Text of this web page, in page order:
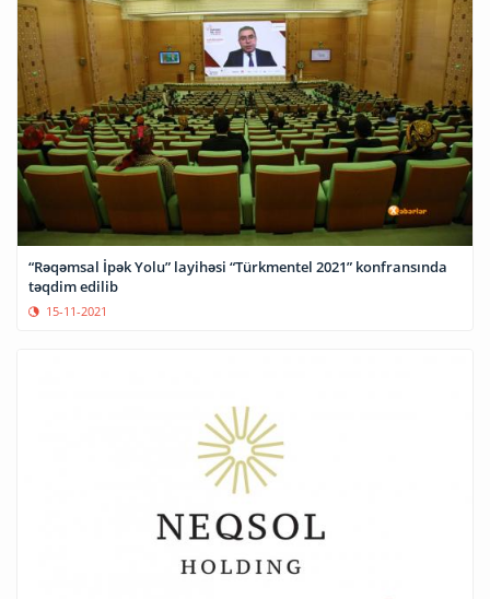
“Rəqəmsal İpək Yolu” layihəsi “Türkmentel 2021” konfransında
təqdim edilib
15-11-2021